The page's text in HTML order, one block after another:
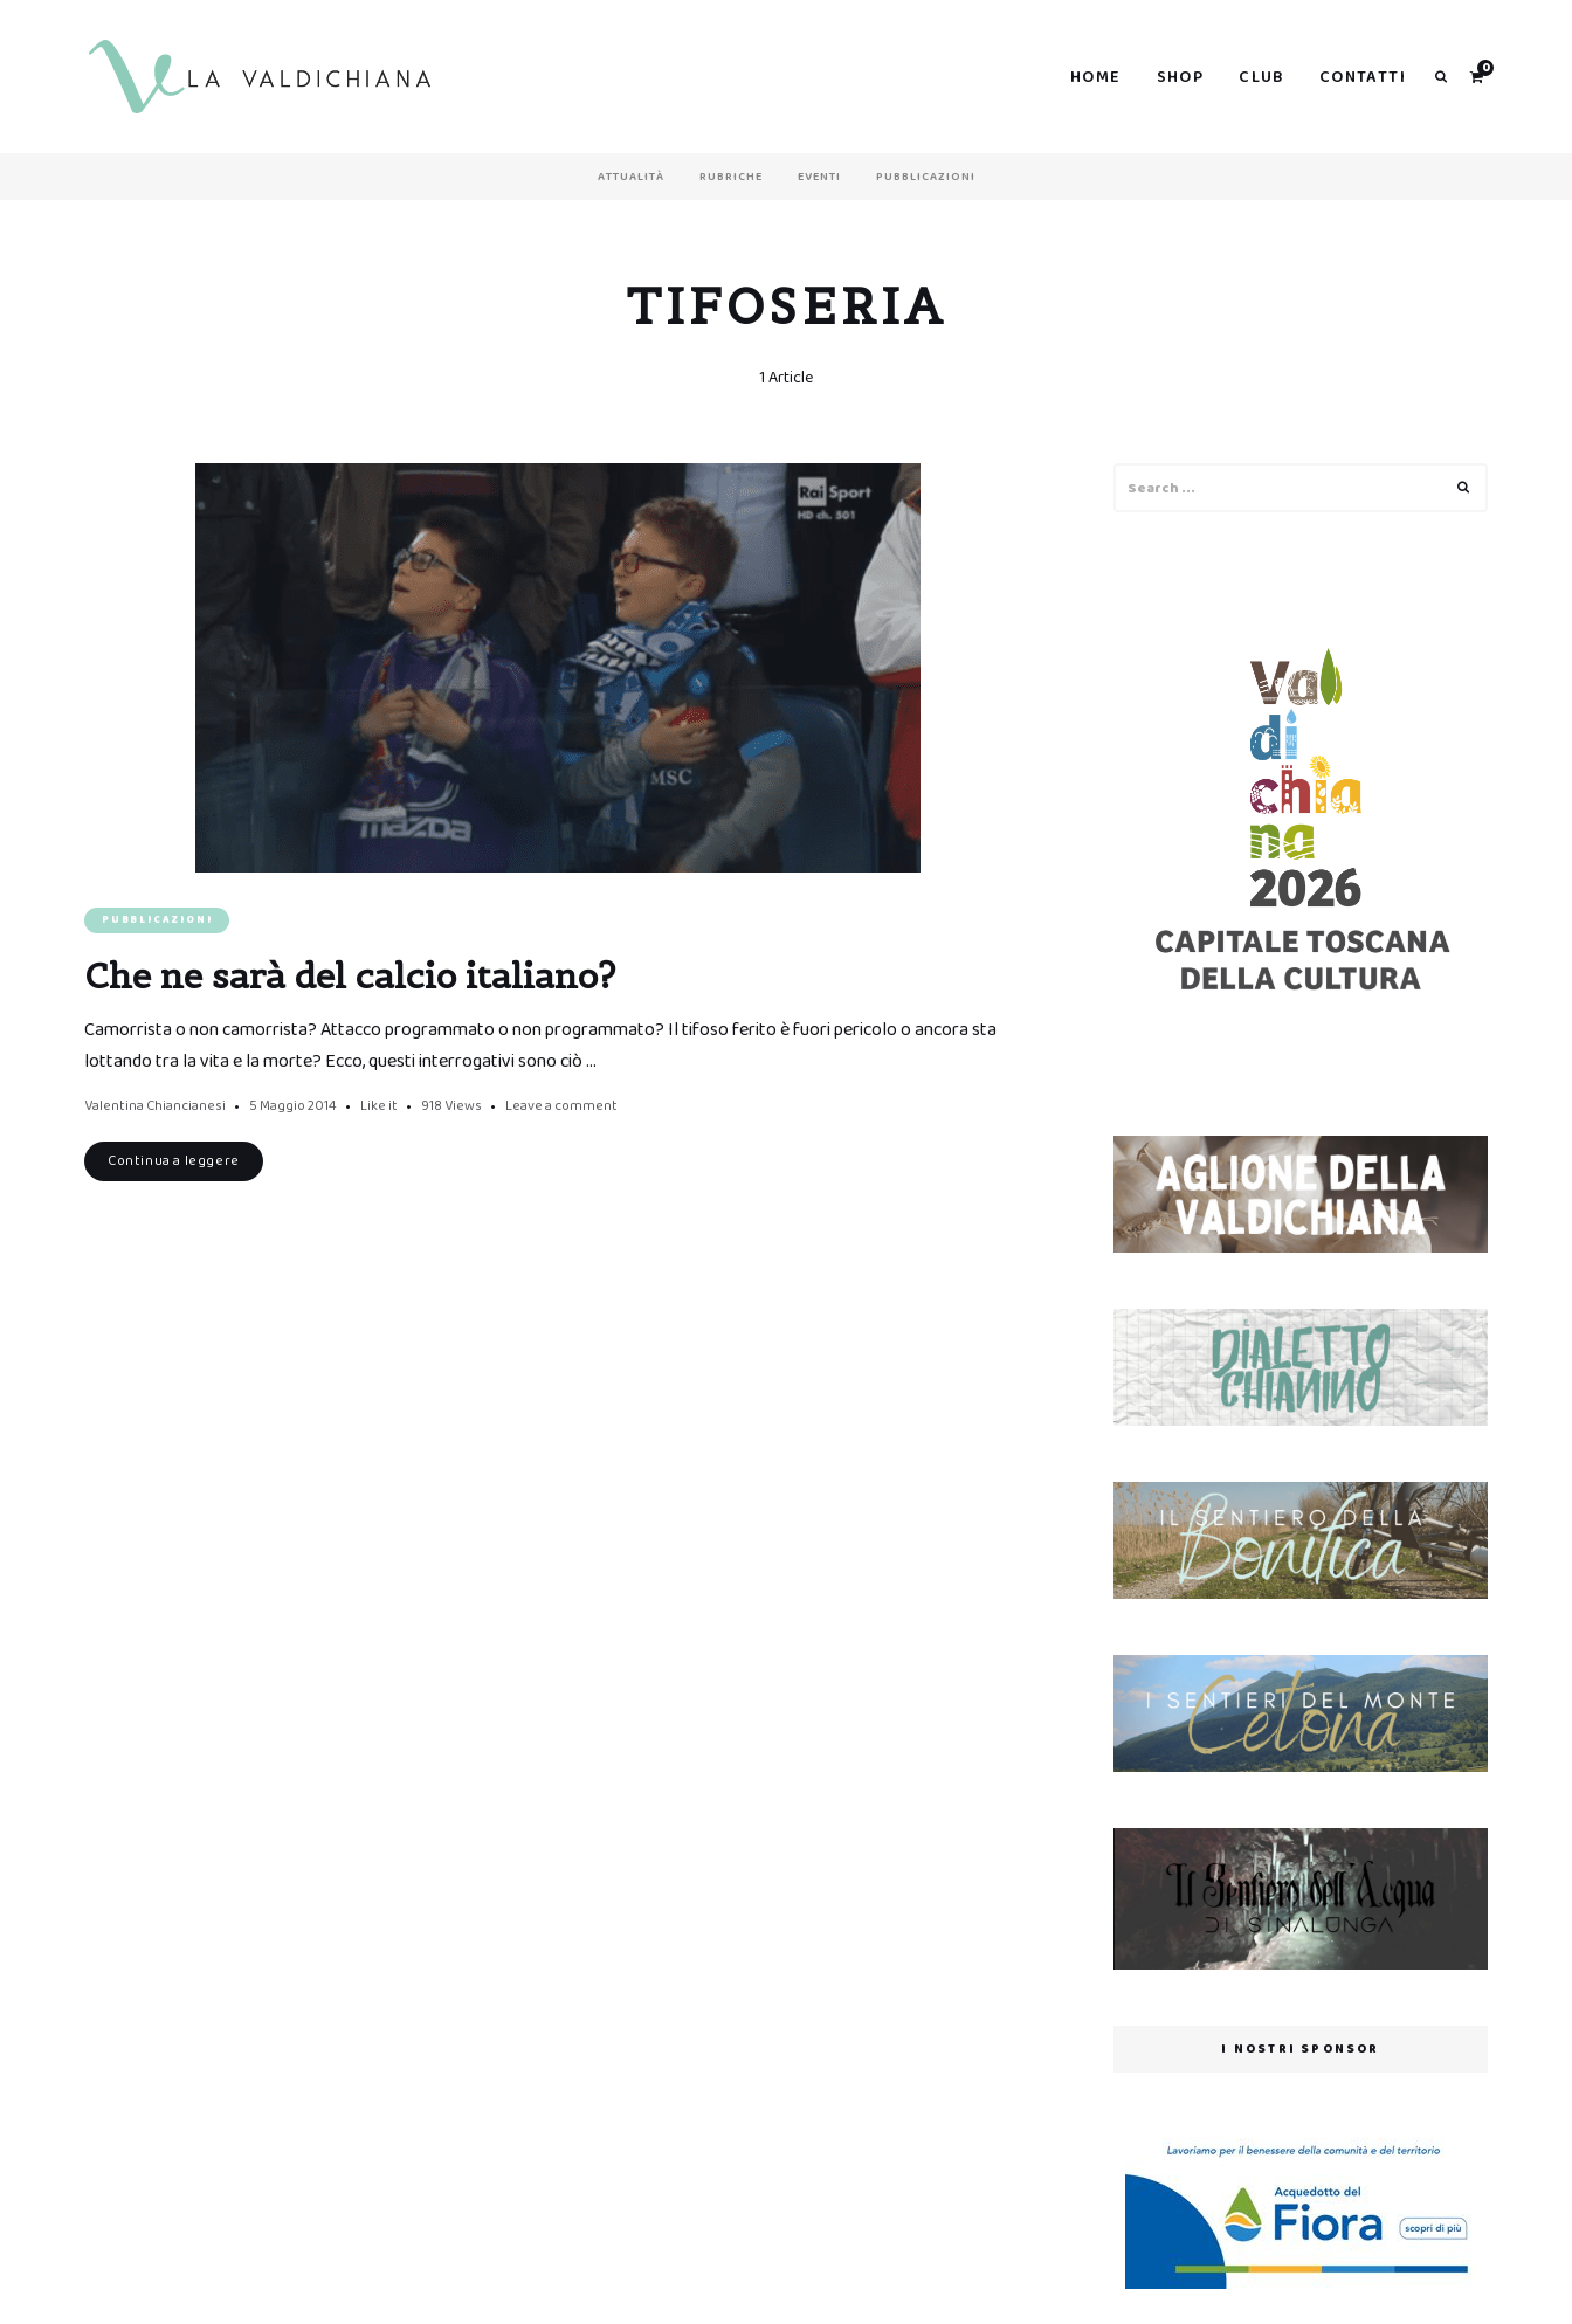
HOME SHOP CLUB CONTATTI 0
ATTUALITÀ RUBRICHE EVENTI PUBBLICAZIONI
TIFOSERIA
1 Article
PUBBLICAZIONI
Che ne sarà del calcio italiano?
Camorrista o non camorrista? Attacco programmato o non programmato? Il tifoso ferito è fuori pericolo o ancora sta
lottando tra la vita e la morte? Ecco, questi interrogativi sono ciò …
Valentina Chiancianesi 5 Maggio 2014 Like it 918 Views Leave a comment
Continua a leggere
for:
I NOSTRI SPONSOR